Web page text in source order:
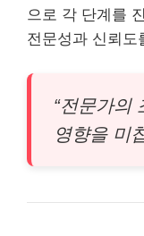
으로 각 단계를
전문성과 신뢰도
“전문가의
영향을 미